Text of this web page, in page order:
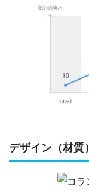
デザイン（材質